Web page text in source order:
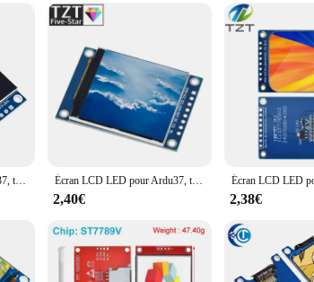
readable, even in bright or low light conditions.
your needs.
Écran LCD LED pour Ardu37, technologie d'affichage TFT pour documents complets, HD, IPS, 1.54x1.54, interface éventuelles I, ST7789, 240 pouces, 240 pouces Écran LCD LED pour Ardu37, technologie d'affichage TFT pour documents complets, HD, IPS, 1.54x1.54, interface éventuelles I, ST7789, 240 pouces, 240 pouces
2,40€ 2,38€